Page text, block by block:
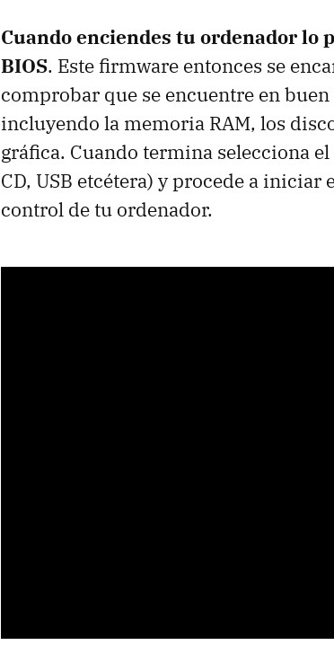
Cuando enciendes tu ordenador lo
BIOS. Este firmware entonces se
comprobar que se encuentre en
incluyendo la memoria RAM, los
gráfica. Cuando termina selecciona
CD, USB etcétera) y procede a iniciar
control de tu ordenador.